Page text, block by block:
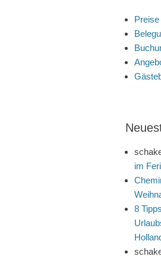
Preise
im
8